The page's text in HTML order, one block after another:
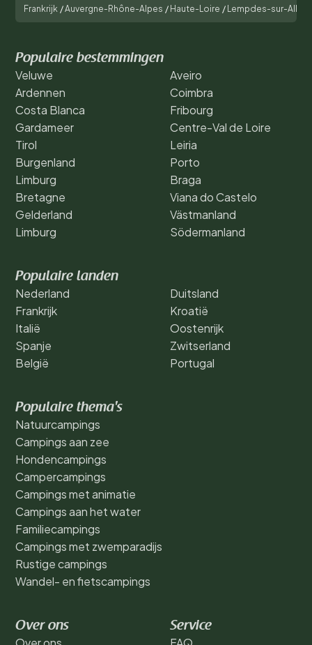
Frankrijk /Auvergne-Rhône-Alpes / Haute-Loire / Lempdes-sur-
Populaire bestemmingen
Veluwe
Ardennen
Costa Blanca
Gardameer
Tirol
Burgenland
Limburg
Bretagne
Gelderland
Limburg
Aveiro
Coimbra
Fribourg
Centre-Val de Loire
Leiria
Porto
Braga
Viana do Castelo
Västmanland
Södermanland
Populaire landen
Nederland
Frankrijk
Italië
Spanje
België
Duitsland
Kroatië
Oostenrijk
Zwitserland
Portugal
Populaire thema's
Natuurcampings
Campings aan zee
Hondencampings
Campercampings
Campings met animatie
Campings aan het water
Familiecampings
Campings met zwemparadijs
Rustige campings
Wandel- en fietscampings
Over ons Service